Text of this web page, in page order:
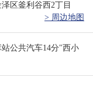
区釜利谷西2丁目
> 周边地图
公共汽车14分"西小